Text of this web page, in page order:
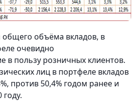
объёма вкладов, в
очевидно
в пользу розничных клиентов.
лиц в портфеле вкладов
против 50,4% годом ранее и
году.